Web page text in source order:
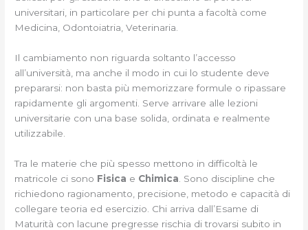
universitari, in particolare per chi punta a facoltà come
Medicina, Odontoiatria, Veterinaria.
Il cambiamento non riguarda soltanto l’accesso
all’università, ma anche il modo in cui lo studente deve
prepararsi: non basta più memorizzare formule o ripassare
rapidamente gli argomenti. Serve arrivare alle lezioni
universitarie con una base solida, ordinata e realmente
utilizzabile.
Tra le materie che più spesso mettono in difficoltà le
matricole ci sono Fisica e Chimica . Sono discipline che
richiedono ragionamento, precisione, metodo e capacità di
collegare teoria ed esercizio. Chi arriva dall’Esame di
Maturità con lacune pregresse rischia di trovarsi subito in